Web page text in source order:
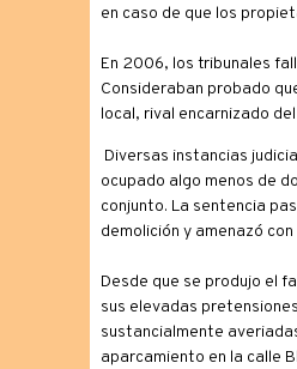
en caso de que los
En 2006, los tribunales
Consideraban probado
local, rival encarnizado
Diversas instancias
ocupado algo menos de
conjunto. La sentencia
demolición y amenazó
Desde que se produjo el
sus elevadas
sustancialmente
aparcamiento en la calle